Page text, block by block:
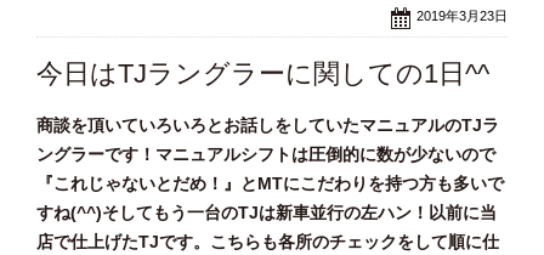
2019年3月23日
今日はTJラングラーに関しての1日^^
商談を頂いていろいろとお話しをしていたマニュアルのTJラ
ングラーです！マニュアルシフトは圧倒的に数が少ないので
『これじゃないとだめ！』とMTにこだわりを持つ方も多いで
すね(^^)そしてもう一台のTJは新車並行の左ハン！以前に当
店で仕上げたTJです。こちらも各所のチェックをして順に仕